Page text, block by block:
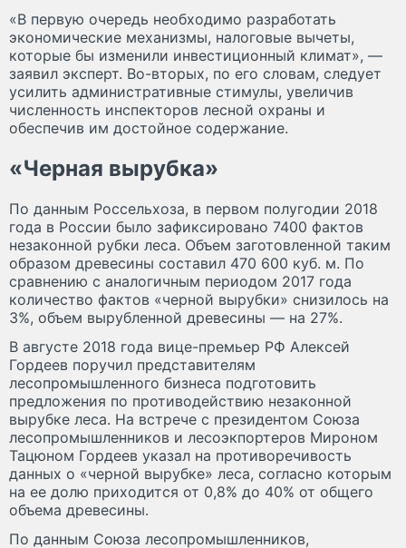
«В первую очередь необходимо разработать
экономические механизмы, налоговые вычеты,
которые бы изменили инвестиционный климат», —
заявил эксперт. Во-вторых, по его словам, следует
усилить административные стимулы, увеличив
численность инспекторов лесной охраны и
обеспечив им достойное содержание.
«Черная вырубка»
По данным Россельхоза, в первом полугодии 2018
года в России было зафиксировано 7400 фактов
незаконной рубки леса. Объем заготовленной таким
образом древесины составил 470 600 куб. м. По
сравнению с аналогичным периодом 2017 года
количество фактов «черной вырубки» снизилось на
3%, объем вырубленной древесины — на 27%.
В августе 2018 года вице-премьер РФ Алексей
Гордеев поручил представителям
лесопромышленного бизнеса подготовить
предложения по противодействию незаконной
вырубке леса. На встрече с президентом Союза
лесопромышленников и лесоэкпортеров Мироном
Тацюном Гордеев указал на противоречивость
данных о «черной вырубке» леса, согласно которым
на ее долю приходится от 0,8% до 40% от общего
объема древесины.
По данным Союза лесопромышленников,